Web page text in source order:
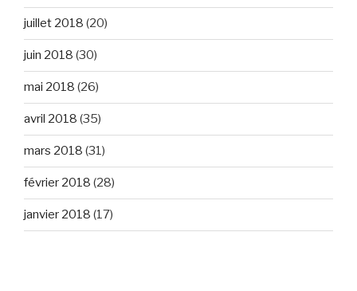
juillet 2018 (20)
juin 2018 (30)
mai 2018 (26)
avril 2018 (35)
mars 2018 (31)
février 2018 (28)
janvier 2018 (17)